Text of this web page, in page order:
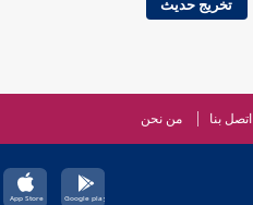
تخريج حديث
اتصل بنا من نحن